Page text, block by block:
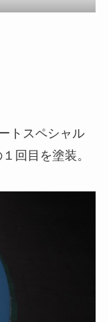
トスペシャル
回目を塗装。